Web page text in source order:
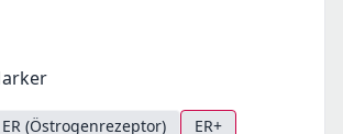
ER (Östrogenrezeptor)
ER+